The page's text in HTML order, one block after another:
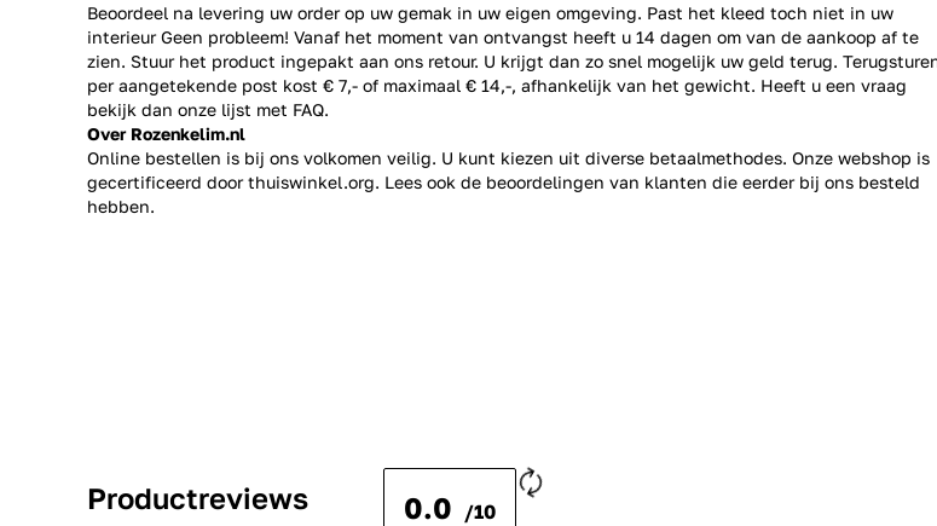
Beoordeel na levering uw order op uw gemak in uw eigen omgeving. Past het kleed toch niet in uw
interieur Geen probleem! Vanaf het moment van ontvangst heeft u 14 dagen om van de aankoop af te
zien. Stuur het product ingepakt aan ons retour. U krijgt dan zo snel mogelijk uw geld terug.
per aangetekende post kost € 7,- of maximaal € 14,-, afhankelijk van het gewicht. Heeft u een vraag
bekijk dan onze lijst met FAQ.
Over Rozenkelim.nl
Online bestellen is bij ons volkomen veilig. U kunt kiezen uit diverse betaalmethodes. Onze webshop is
gecertificeerd door thuiswinkel.org. Lees ook de beoordelingen van klanten die eerder bij ons besteld
hebben.
Productreviews 0.0 /10